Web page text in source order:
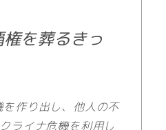
を葬るきっ
作り出し、他人の不
ライナ危機を利用し